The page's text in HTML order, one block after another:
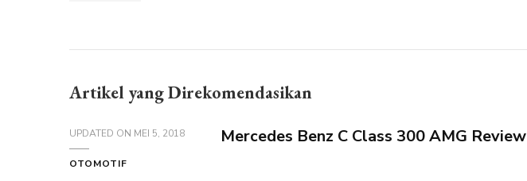
Artikel yang Direkomendasikan
UPDATED ON MEI 5, 2018
OTOMOTIF
Mercedes Benz C Class 300 AMG Review